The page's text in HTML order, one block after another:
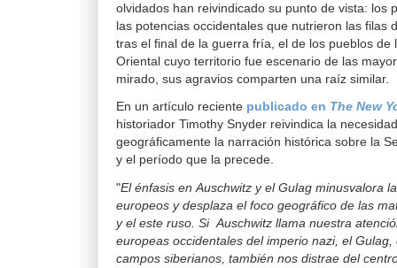
olvidados han reivindicado su punto de vista: los
las potencias occidentales que nutrieron las filas
tras el final de la guerra fría, el de los pueblos de
Oriental cuyo territorio fue escenario de las
mirado, sus agravios comparten una raíz similar.
En un artículo reciente publicado en The New
historiador Timothy Snyder reivindica la
geográficamente la narración histórica sobre la
y el período que la precede.
"El énfasis en Auschwitz y el Gulag minusvalora
europeos y desplaza el foco geográfico de las
y el este ruso. Si Auschwitz llama nuestra
europeas occidentales del imperio nazi, el Gulag,
campos siberianos, también nos distrae del